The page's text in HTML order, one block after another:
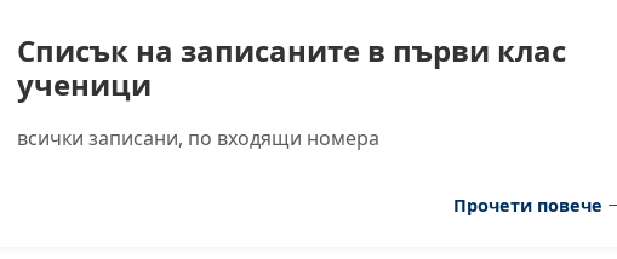
Списък на записаните в първи клас
ученици
всички записани, по входящи номера
Прочети повече